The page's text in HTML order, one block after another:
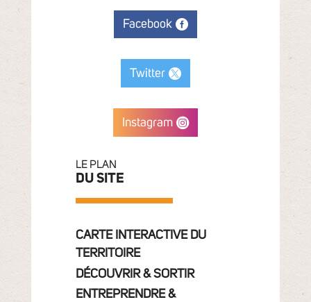
Facebook
Twitter
Instagram
LE PLAN
DU SITE
CARTE INTERACTIVE DU
TERRITOIRE
DÉCOUVRIR & SORTIR
ENTREPRENDRE &